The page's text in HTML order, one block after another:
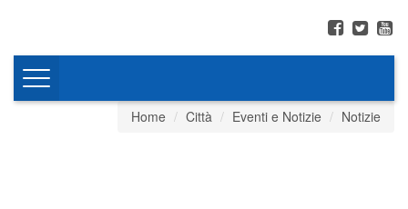
Toggle
Home
Città Eventi e Notizie Notizie